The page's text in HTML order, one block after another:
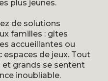
plus jeunes.
de solutions
familles : gîtes
accueillantes ou
espaces de jeux. Tout
grands se sentent
inoubliable.